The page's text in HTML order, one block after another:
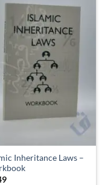
Inheritance Laws –